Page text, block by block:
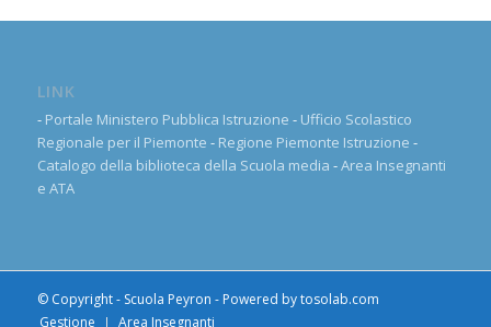
LINK
- Portale Ministero Pubblica Istruzione - Ufficio Scolastico
Regionale per il Piemonte - Regione Piemonte Istruzione -
Catalogo della biblioteca della Scuola media -Area Insegnanti
e ATA
© Copyright - Scuola Peyron - Powered bytosolab.com
Gestione
Area Insegnanti